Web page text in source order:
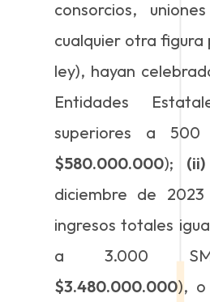
consorcios,
cualquier otra
ley), hayan
Entidades
superiores a 500
$580.000.000); (ii)
diciembre de
ingresos totales
a 3.000
$3.480.000.000), o